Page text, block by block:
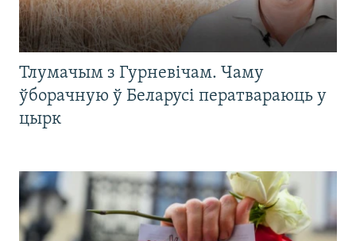
Тлумачым з Гурневічам. Чаму
ўборачную ў Беларусі ператвараюць у
цырк